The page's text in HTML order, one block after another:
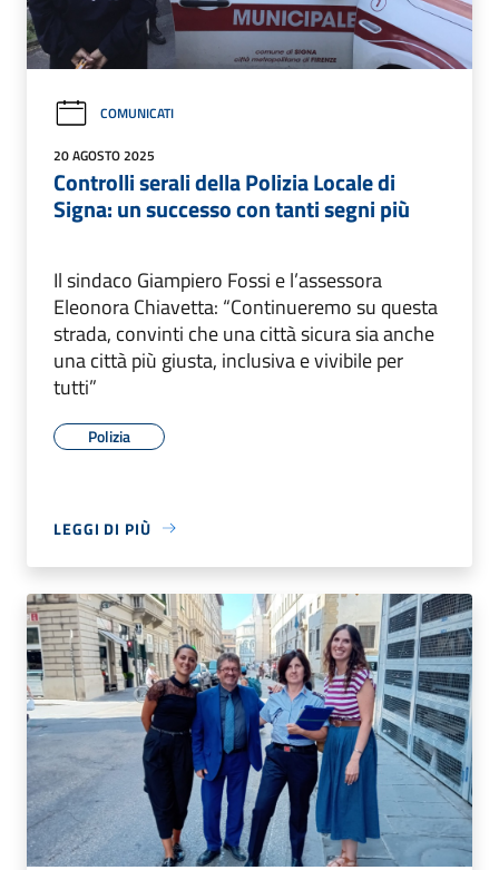
COMUNICATI
20 AGOSTO 2025
Controlli serali della Polizia Locale di
Signa: un successo con tanti segni più
Il sindaco Giampiero Fossi e l’assessora
Eleonora Chiavetta: “Continueremo su questa
strada, convinti che una città sicura sia anche
una città più giusta, inclusiva e vivibile per
tutti”
Polizia
LEGGI DI PIÙ